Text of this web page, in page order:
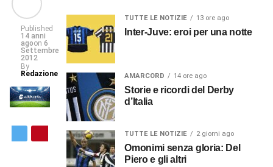
Published
14 anni
agoon 6
Settembre
2012
By
Redazione
TUTTE LE NOTIZIE 13 ore ago
Inter-Juve: eroi per una notte
AMARCORD 14 ore ago
Storie e ricordi del Derby
d’Italia
TUTTE LE NOTIZIE 2 giorni ago
Omonimi senza gloria: Del
Piero e gli altri